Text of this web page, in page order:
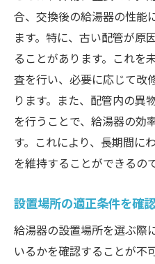
合、交換後の給湯器の性能
ます。特に、古い配管が原
ることがあります。これを
査を行い、必要に応じて改
ります。また、配管内の異
を行うことで、給湯器の効
す。これにより、長期間に
を維持することができるので
設置場所の適正条件を確
給湯器の設置場所を選ぶ際
いるかを確認することが不